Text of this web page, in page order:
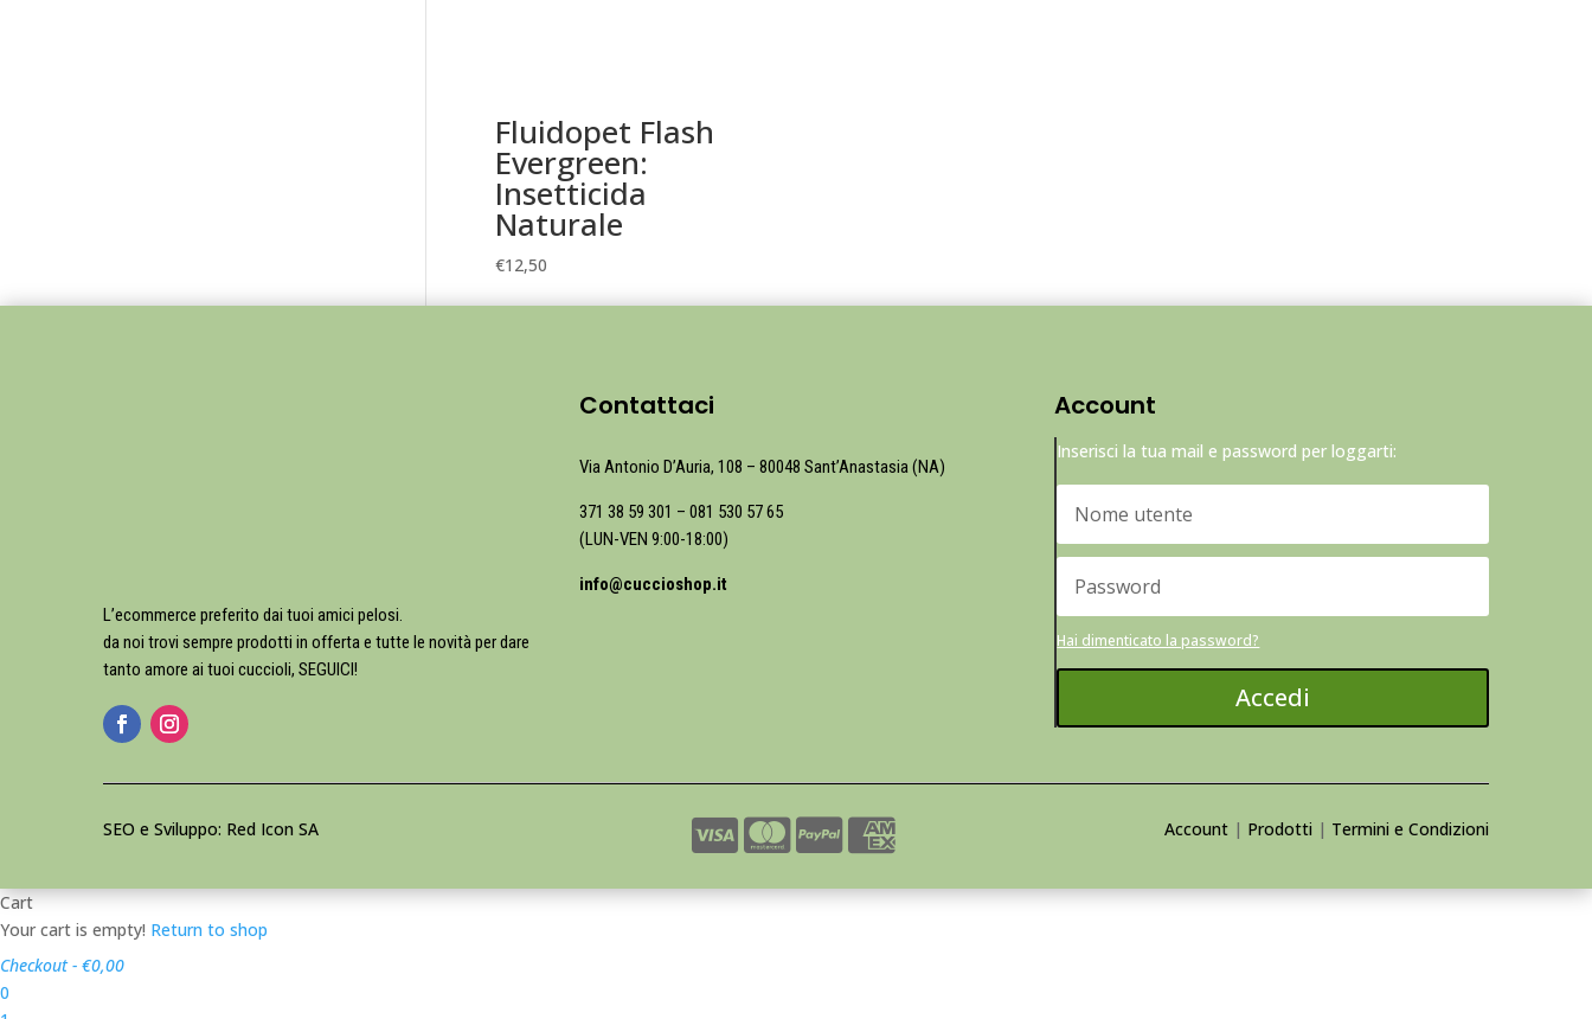
Fluidopet Flash
Evergreen:
Insetticida
Naturale
€12,50
L’ecommerce preferito dai tuoi amici pelosi.
da noi trovi sempre prodotti in offerta e tutte le novità per dare
tanto amore ai tuoi cuccioli, SEGUICI!
Contattaci
Via Antonio D’Auria, 108 – 80048 Sant’Anastasia (NA)
371 38 59 301 – 081 530 57 65
(LUN-VEN 9:00-18:00)
info@cuccioshop.it
Account
Inserisci la tua mail e password per loggarti:
Hai dimenticato la password?
Accedi
SEO e Sviluppo: Red Icon SA Account| Prodotti | Termini e Condizioni
Cart
Your cart is empty! Return to shop
Checkout - €0,00
0